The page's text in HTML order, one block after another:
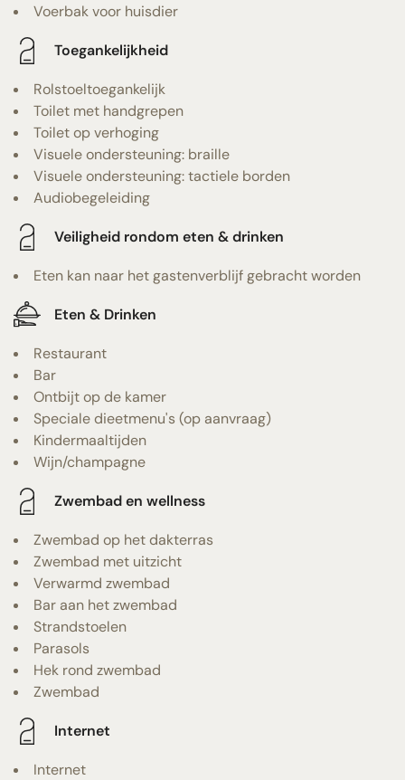
Voerbak voor huisdier
Toegankelijkheid
Rolstoeltoegankelijk
Toilet met handgrepen
Toilet op verhoging
Visuele ondersteuning: braille
Visuele ondersteuning: tactiele borden
Audiobegeleiding
Veiligheid rondom eten & drinken
Eten kan naar het gastenverblijf gebracht worden
Eten & Drinken
Restaurant
Bar
Ontbijt op de kamer
Speciale dieetmenu's (op aanvraag)
Kindermaaltijden
Wijn/champagne
Zwembad en wellness
Zwembad op het dakterras
Zwembad met uitzicht
Verwarmd zwembad
Bar aan het zwembad
Strandstoelen
Parasols
Hek rond zwembad
Zwembad
Internet
Internet